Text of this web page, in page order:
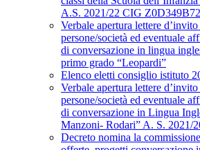
A.S. 2021/22 CIG
Verbale apertura lettere
persone/società ed eventuale
di conversazione in lingua
primo grado “Leopardi”
Elenco eletti consiglio istituto
Verbale apertura lettere
persone/società ed eventuale
di conversazione in Lingua
Manzoni- Rodari” A. S. 2021/
Decreto nomina la